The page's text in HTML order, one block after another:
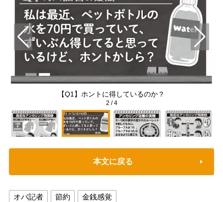
【Q1】ホントに得しているのか？
2 /4
本文に戻る
オバ記者 節約 金銭感覚